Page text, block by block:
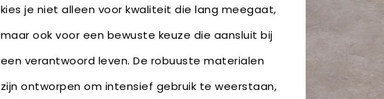
kies je niet alleen voor kwaliteit die lang meegaat,
maar ook voor een bewuste keuze die aansluit bij
een verantwoord leven. De robuuste materialen
zijn ontworpen om intensief gebruik te weerstaan,